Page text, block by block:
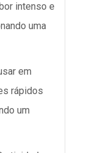
intenso e
uma
em
rápidos
um